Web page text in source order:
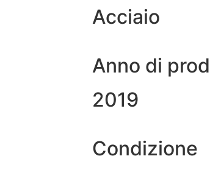
Acciaio
Anno di
2019
Condizione